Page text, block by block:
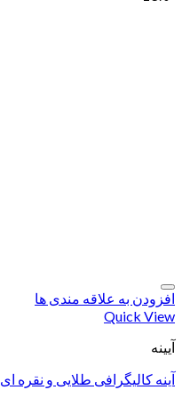
افزودن به علاقه مندی ها
Quick View
آیینه
آینه کالیگرافی طلایی و نقره ای